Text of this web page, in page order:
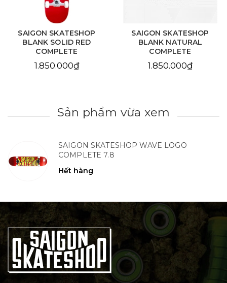
SAIGON SKATESHOP
BLANK SOLID RED
COMPLETE
1.850.000₫
SAIGON SKATESHOP
BLANK NATURAL
COMPLETE
1.850.000₫
Sản phẩm vừa xem
SAIGON SKATESHOP WAVE LOGO
COMPLETE 7.8
Hết hàng